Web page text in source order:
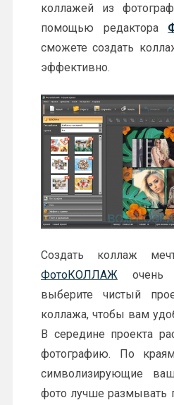
коллажей из
помощью редактора
сможете создать
эффективно.
Создать коллаж
ФотоКОЛЛАЖ очень
выберите чистый
коллажа, чтобы вам
В середине проекта
фотографию. По
символизирующие
фото лучше размывать